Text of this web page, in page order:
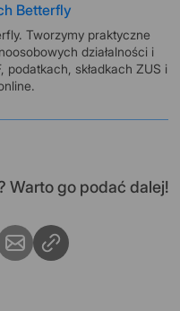
Betterfly
Tworzymy praktyczne
działalności i
składkach ZUS i
Warto go podać dalej!